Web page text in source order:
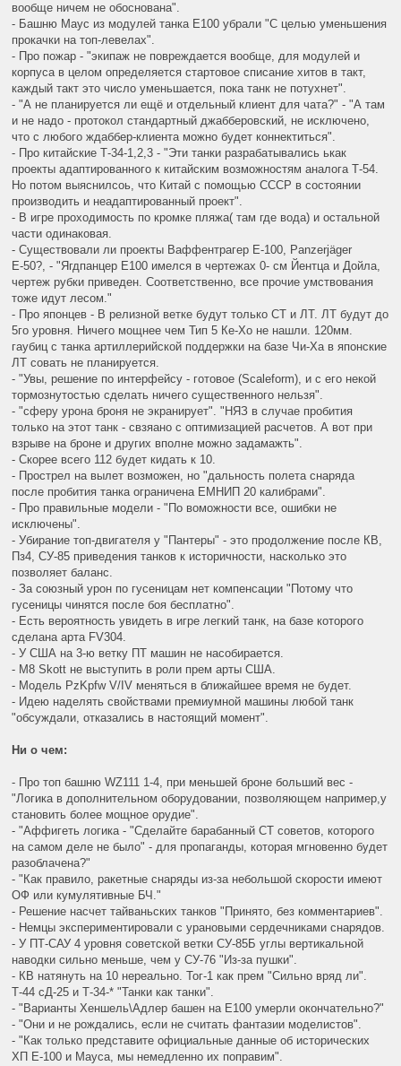
вообще ничем не обоснована".
- Башню Маус из модулей танка Е100 убрали "С целью уменьшения
прокачки на топ-левелах".
- Про пожар - "экипаж не повреждается вообще, для модулей и
корпуса в целом определяется стартовое списание хитов в такт,
каждый такт это число уменьшается, пока танк не потухнет".
- "А не планируется ли ещё и отдельный клиент для чата?" - "А там
и не надо - протокол стандартный джабберовский, не исключено,
что с любого ждаббер-клиента можно будет коннектиться".
- Про китайские Т-34-1,2,3 - "Эти танки разрабатывались ькак
проекты адаптированного к китайским возможностям аналога Т-54.
Но потом выяснилсоь, что Китай с помощью СССР в состоянии
производить и неадаптированный проект".
- В игре проходимость по кромке пляжа( там где вода) и остальной
части одинаковая.
- Существовали ли проекты Ваффентрагер Е-100, Panzerjäger
Е-50?, - "Ягдпанцер Е100 имелся в чертежах 0- см Йентца и Дойла,
чертеж рубки приведен. Соответственно, все прочие умствования
тоже идут лесом."
- Про японцев - В релизной ветке будут только СТ и ЛТ. ЛТ будут до
5го уровня. Ничего мощнее чем Тип 5 Ке-Хо не нашли. 120мм.
гаубиц с танка артиллерийской поддержки на базе Чи-Ха в японские
ЛТ совать не планируется.
- "Увы, решение по интерфейсу - готовое (Scaleform), и с его некой
тормознутостью сделать ничего существенного нельзя".
- "сферу урона броня не экранирует". "НЯЗ в случае пробития
только на этот танк - свзяано с оптимизацией расчетов. А вот при
взрыве на броне и других вполне можно задамажть".
- Скорее всего 112 будет кидать к 10.
- Прострел на вылет возможен, но "дальность полета снаряда
после пробития танка ограничена ЕМНИП 20 калибрами".
- Про правильные модели - "По воможности все, ошибки не
исключены".
- Убирание топ-двигателя у "Пантеры" - это продолжение после КВ,
Пз4, СУ-85 приведения танков к историчности, насколько это
позволяет баланс.
- За союзный урон по гусеницам нет компенсации "Потому что
гусеницы чинятся после боя бесплатно".
- Есть вероятность увидеть в игре легкий танк, на базе которого
сделана арта FV304.
- У США на 3-ю ветку ПТ машин не насобирается.
- M8 Skott не выступить в роли прем арты США.
- Модель PzKpfw V/IV меняться в ближайшее время не будет.
- Идею наделять свойствами премиумной машины любой танк
"обсуждали, отказались в настоящий момент".
Ни о чем:
- Про топ башню WZ111 1-4, при меньшей броне больший вес -
"Логика в дополнительном оборудовании, позволяющем например,у
становить более мощное орудие".
- "Аффигеть логика - "Сделайте барабанный СТ советов, которого
на самом деле не было" - для пропаганды, которая мгновенно будет
разоблачена?"
- "Как правило, ракетные снаряды из-за небольшой скорости имеют
ОФ или кумулятивные БЧ."
- Решение насчет тайваньских танков "Принято, без комментариев".
- Немцы экспериментировали с урановыми сердечниками снарядов.
- У ПТ-САУ 4 уровня советской ветки СУ-85Б углы вертикальной
наводки сильно меньше, чем у СУ-76 "Из-за пушки".
- КВ натянуть на 10 нереально. Тог-1 как прем "Сильно вряд ли".
Т-44 сД-25 и Т-34-* "Танки как танки".
- "Варианты Хеншель\Адлер башен на Е100 умерли окончательно?"
- "Они и не рождались, если не считать фантазии моделистов".
- "Как только представите официальные данные об исторических
ХП Е-100 и Мауса, мы немедленно их поправим".